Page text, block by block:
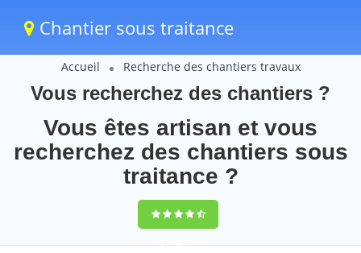
Chantier sous traitance
Accueil Recherche des chantiers travaux
Vous recherchez des chantiers ?
Vous êtes artisan et vous
recherchez des chantiers sous
traitance ?
9,5(100%)55